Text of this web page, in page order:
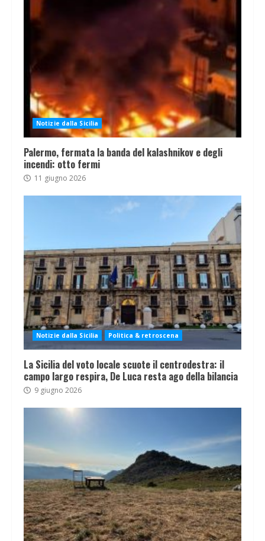
Notizie dalla Sicilia
Palermo, fermata la banda del kalashnikov e degli
incendi: otto fermi
11 giugno 2026
Notizie dalla Sicilia Politica & retroscena
La Sicilia del voto locale scuote il centrodestra: il
campo largo respira, De Luca resta ago della bilancia
9 giugno 2026